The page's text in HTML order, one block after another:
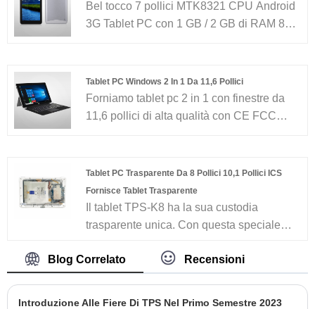
lungo termine in Cina ...
Bel tocco 7 pollici MTK8321 CPU Android
3G Tablet PC con 1 GB / 2 GB di RAM 8
Tablet PC Windows 2 In 1 Da 11,6 Pollici
Forniamo tablet pc 2 in 1 con finestre da
11,6 pollici di alta qualità con CE FCC
laptop Android e 30 ingegneri di ricerca e
sviluppo, 8 linee di assemblaggio senza
polvere e 150 dipendenti, i nostri prodotti
hanno coperto la maggior parte del
aspettiamo di diventare il tuo partner a
lungo termine in Cina ...
Tablet PC Trasparente Da 8 Pollici 10,1 Pollici ICS
Fornisce Tablet Trasparente
Il tablet TPS-K8 ha la sua custodia
trasparente unica. Con questa speciale
dagli altri. Disponibile per CPU MT6737
personalizzate (opzioni MT8168/RK3126),
Blog Correlato Recensioni
Introduzione Alle Fiere Di TPS Nel Primo Semestre 2023